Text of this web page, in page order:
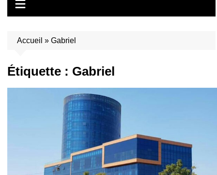
Accueil » Gabriel
Étiquette : Gabriel